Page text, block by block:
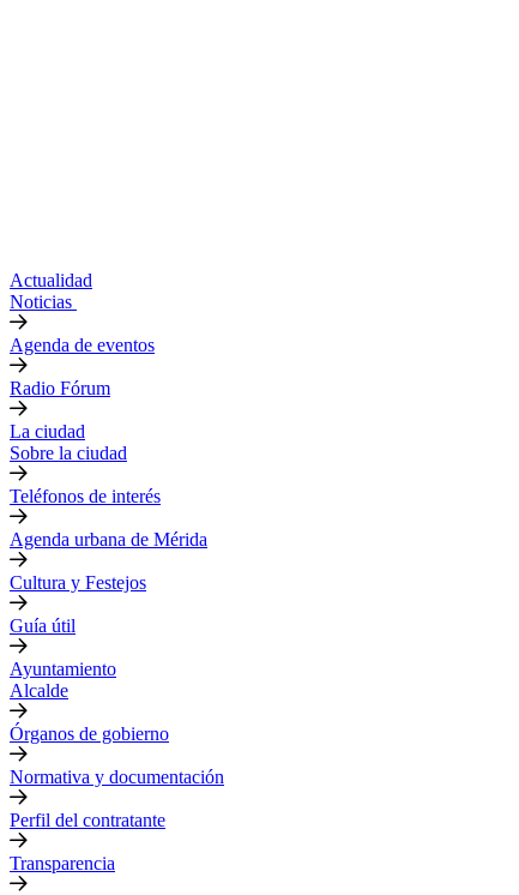
Actualidad
Noticias
Agenda de eventos
Radio Fórum
La ciudad
Sobre la ciudad
Teléfonos de interés
Agenda urbana de Mérida
Cultura y Festejos
Guía útil
Ayuntamiento
Alcalde
Órganos de gobierno
Normativa y documentación
Perfil del contratante
Transparencia